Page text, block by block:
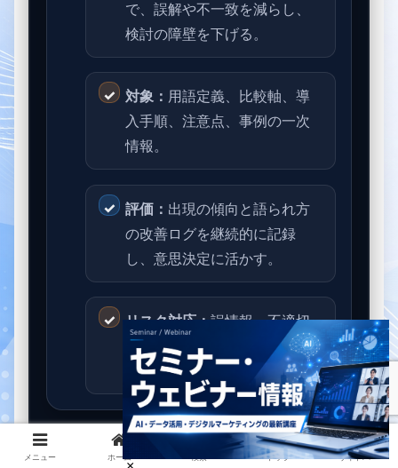
で、誤解や不一致を減らし、
検討の障壁を下げる。
対象： 用語定義、比較軸、導
入手順、注意点、事例の一次
情報。
評価： 出現の傾向と語られ方
の改善ログを継続的に記録
し、意思決定に活かす。
リスク対応：誤情報・不適切
表現の検知、修正、エスカレ
ーション手順を整備する。
運用のコツ：
メニュー ホーム 検索 トップ サイドバー